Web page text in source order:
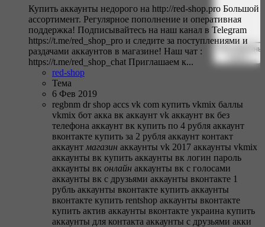
Купить аккаунты недорого на http://red-shop.pro Большой
ассортимент. Регулярное пополнение и оперативная
поддержка! Подписывайтесь на наш канал в Telegram
https://t.me/red_shop_pro и следите за поступлениями и
раздачами аккаунтов в магазине! Наш чат :
https://t.me/red_shop_chat Приглашаем к...
red-shop
Тема
6 Фев 2019
regbnm dr shop accs vk com купить vkmix баллы
vkmix бот акка вк аккаунт vk аккаунт вк без
телефона аккаунт вк купить по 4 рубля аккаунт
вконтакте купить за 2 рубля аккаунт контакт
аккаунт магазин аккаунты vk 2017 аккаунты vkmix
аккаунты вк купить аккаунты вк логин пароль
аккаунты вк онлайн аккаунты вк с голосами
аккаунты вк с друзьями аккаунты вконтакте 1
рубль аккаунты вконтакте купить аккаунты
вконтакте купить rentshop аккаунты вконтакте
купить актив аккаунты вконтакте украина купить
аккаунты для контакта аккаунты с друзьями акки